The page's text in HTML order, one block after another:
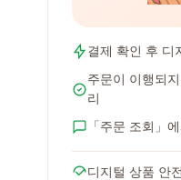
결제 확인 후 디
주문이 이행되
리
「주문 조회」
디지털 상품 안